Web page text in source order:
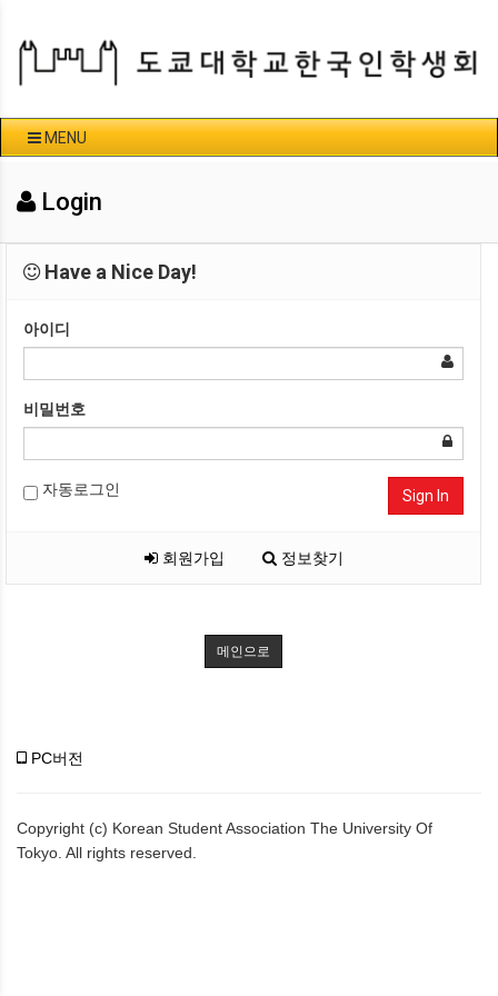
MENU
Login
Have a Nice Day!
아이디
비밀번호
자동로그인 Sign In
회원가입 정보찾기
메인으로
PC버전
Copyright (c) Korean Student Association The University Of
Tokyo. All rights reserved.